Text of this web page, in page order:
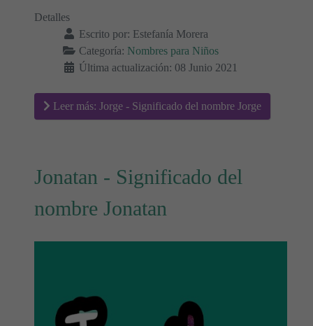
Detalles
Escrito por: Estefanía Morera
Categoría: Nombres para Niños
Última actualización: 08 Junio 2021
Leer más: Jorge - Significado del nombre Jorge
Jonatan - Significado del
nombre Jonatan